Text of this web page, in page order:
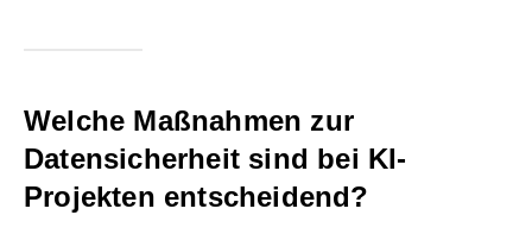
Welche Maßnahmen zur
Datensicherheit sind bei KI-
Projekten entscheidend?